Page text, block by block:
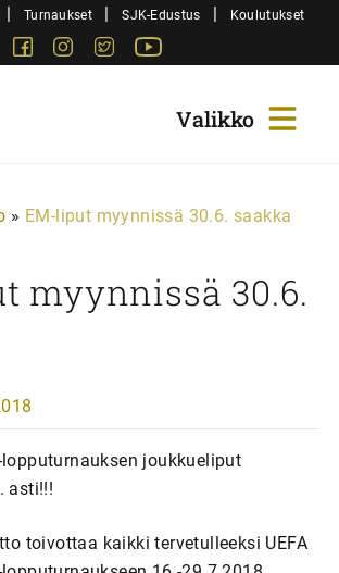
| Turnaukset | SJK-Edustus | Koulutukset
FacebookInstagram
Twitter
» EM-liput myynnissä 30.6. saakka
myynnissä 30.6.
lopputurnauksen joukkueliput
asti!!!
toivottaa kaikki tervetulleeksi UEFA